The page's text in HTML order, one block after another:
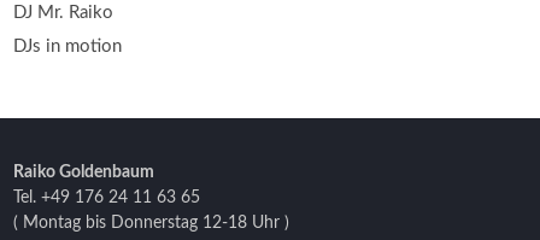
DJ Mr. Raiko
DJs in motion
Raiko Goldenbaum
Tel. +49 176 24 11 63 65
( Montag bis Donnerstag 12-18 Uhr )